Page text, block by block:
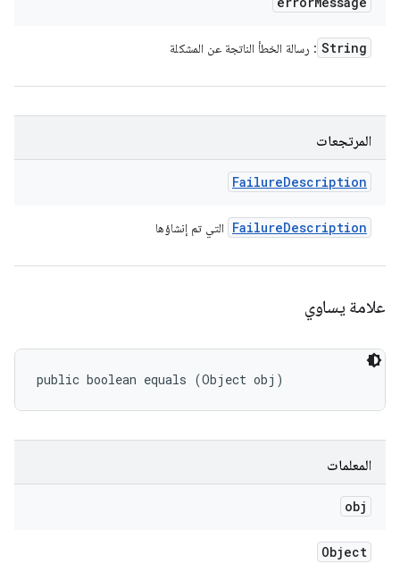
String : رسالة الخطأ الناتجة عن المشكلة
المرتجعات
FailureDescription
FailureDescription التي تم إنشاؤها
علامة يساوي
public boolean equals (Object obj)
المعلمات
obj
Object